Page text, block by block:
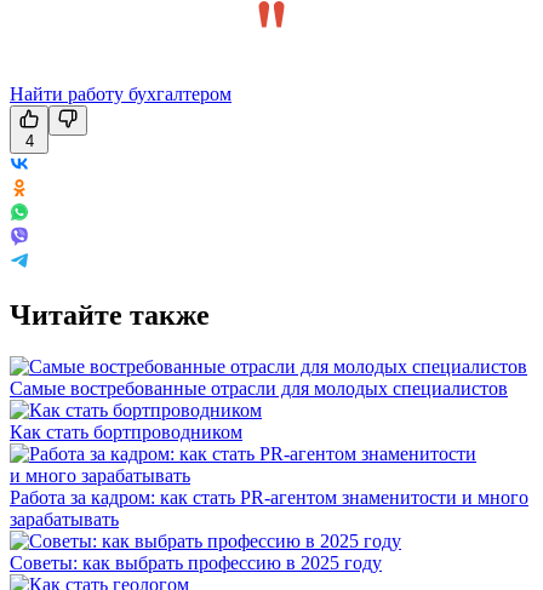
Найти работу бухгалтером
4
Читайте также
Самые востребованные отрасли для молодых специалистов
Как стать бортпроводником
Работа за кадром: как стать PR-агентом знаменитости и много
зарабатывать
Советы: как выбрать профессию в 2025 году